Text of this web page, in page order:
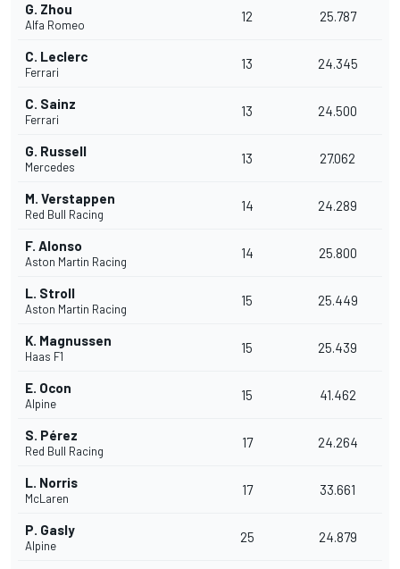
G. Zhou
Alfa Romeo
12 25.787
C. Leclerc
Ferrari
13 24.345
C. Sainz
Ferrari
13 24.500
G. Russell
Mercedes
13 27.062
M. Verstappen
Red Bull Racing
14 24.289
F. Alonso
Aston Martin Racing
14 25.800
L. Stroll
Aston Martin Racing
15 25.449
K. Magnussen
Haas F1
15 25.439
E. Ocon
Alpine
15 41.462
S. Pérez
Red Bull Racing
17 24.264
L. Norris
McLaren
17 33.661
P. Gasly
Alpine
25 24.879